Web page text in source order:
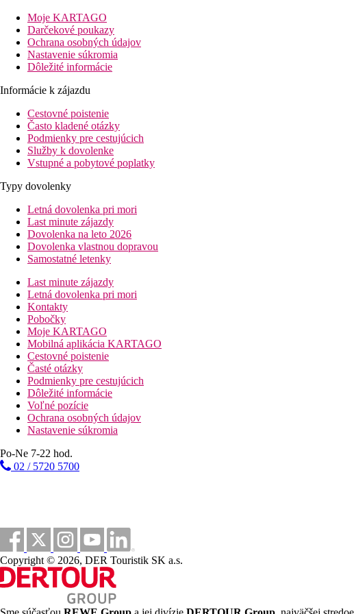
Stravovanie:
Raňajky formou bufetu.
Šport/ voľný čas:
Športová a voľnočasová ponuka: fitness. Ponuka wellness: slnečná terasa
Ďalšie informácie:
Využitie niektorých zariadení a aktivít môže byť spoplatnené navyše.
Double Standard Izba:
Izby sú vybavené manželskou posteľou alebo dvoma samostatnými
klimatizáciou. Kúpeľňa so sprchou (veľkosť: cca 29 m²).
Jednolôžková Štandard Izba:
Izby sú vybavené manželskou posteľou alebo dvoma samostatnými
klimatizáciou. Kúpeľňa so sprchou (veľkosť: cca 29 m²).
Vzdialenosti
32 km
Vzdialenosť od najbližšieho letiska
Pláž
Plážová dovolenka
Fotogaléria
Moje KARTAGO
Darčekové poukazy
Ochrana osobných údajov
Nastavenie súkromia
Dôležité informácie
Informácie k zájazdu
Cestovné poistenie
Často kladené otázky
Podmienky pre cestujúcich
Služby k dovolenke
Vstupné a pobytové poplatky
Typy dovolenky
Letná dovolenka pri mori
Last minute zájazdy
Dovolenka na leto 2026
Dovolenka vlastnou dopravou
Samostatné letenky
Last minute zájazdy
Letná dovolenka pri mori
Kontakty
Pobočky
Moje KARTAGO
Mobilná aplikácia KARTAGO
Cestovné poistenie
Časté otázky
Podmienky pre cestujúcich
Dôležité informácie
Voľné pozície
Ochrana osobných údajov
Nastavenie súkromia
Po-Ne 7-22 hod.
02 / 5720 5700
Copyright © 2026, DER Touristik SK a.s.